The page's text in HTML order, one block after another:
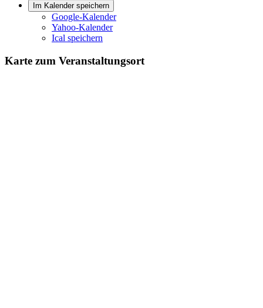
Im Kalender speichern
Google-Kalender
Yahoo-Kalender
Ical speichern
Karte zum Veranstaltungsort